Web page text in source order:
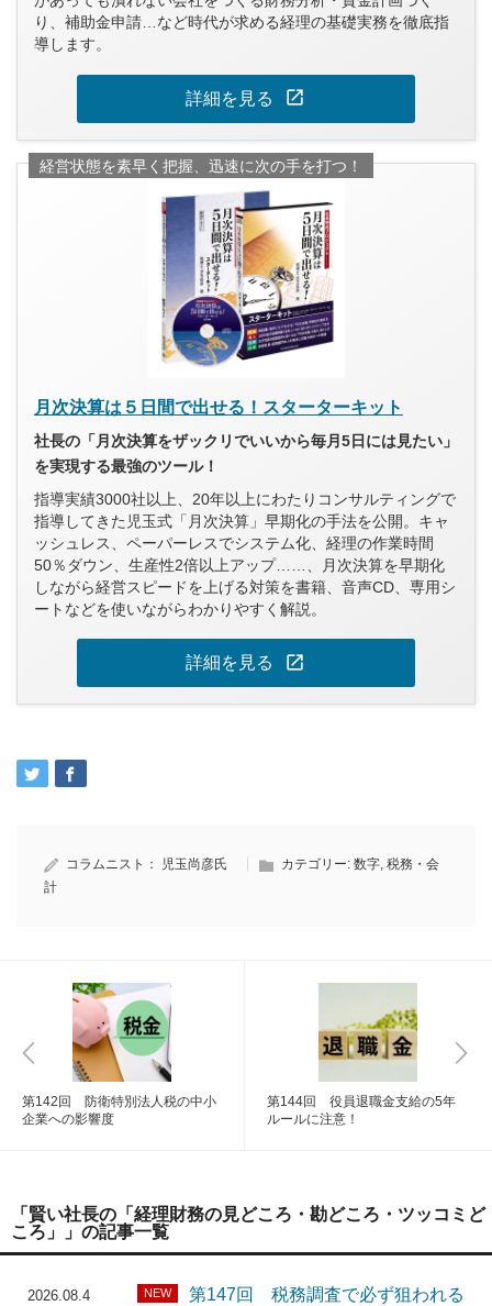
り、補助金申請…など時代が求める経理の基礎実務を徹底指
導します。
詳細を見る open_in_new
経営状態を素早く把握、迅速に次の手を打つ！
月次決算は５日間で出せる！スターターキット
社長の「月次決算をザックリでいいから毎月5日には見たい」
を実現する最強のツール！
指導実績3000社以上、20年以上にわたりコンサルティングで
指導してきた児玉式「月次決算」早期化の手法を公開。キャ
ッシュレス、ペーパーレスでシステム化、経理の作業時間
50％ダウン、生産性2倍以上アップ……、月次決算を早期化
しながら経営スピードを上げる対策を書籍、音声CD、専用シ
ートなどを使いながらわかりやすく解説。
詳細を見る open_in_new
コラムニスト： 児玉尚彦氏 カテゴリー: 数字, 税務・会
計
第142回 防衛特別法人税の中小
企業への影響度
第144回 役員退職金支給の5年
ルールに注意！
「賢い社長の「経理財務の見どころ・勘どころ・ツッコミど
ころ」」の記事一覧
2026.08.4 NEW
第147回 税務調査で必ず狙われる